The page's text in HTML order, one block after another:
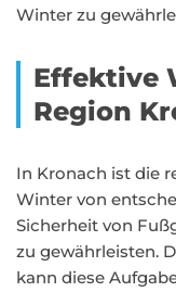
Winter zu
Effektive
Region
In Kronach ist die
Winter von
Sicherheit von
zu gewährleisten.
kann diese